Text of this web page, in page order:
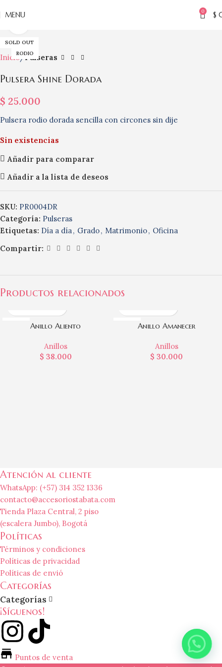
MENU 0 $
SOLD OUT
RODIO
Inicio Pulseras
Pulsera Shine Dorada
$ 25.000
Pulsera rodio dorada sencilla con circones sin dije
Sin existencias
Añadir para comparar
Añadir a la lista de deseos
SKU: PR0004DR
Categoría: Pulseras
Etiquetas: Día a día, Grado, Matrimonio, Oficina
Compartir:
Productos relacionados
Anillo Aliento
Anillos
$ 38.000
Anillo Amanecer
Anillos
$ 30.000
Atención al cliente
WhatsApp: (+57) 314 352 1336
contacto@accesoriostabata.com
Tienda Plaza Central, 2 piso
(escalera Jumbo), Bogotá
Políticas
Términos y condiciones
Políticas de privacidad
Políticas de envió
Categorías
Categorías
¡Síguenos!
Puntos de venta